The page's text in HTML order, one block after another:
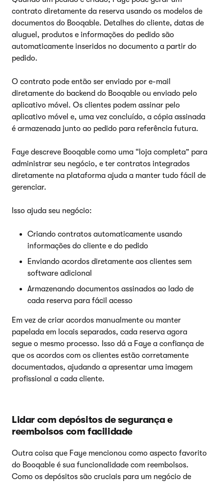
contrato diretamente da reserva usando os modelos de
documentos do Booqable. Detalhes do cliente, datas de
aluguel, produtos e informações do pedido são
automaticamente inseridos no documento a partir do
pedido.
O contrato pode então ser enviado por e-mail
diretamente do backend do Booqable ou enviado pelo
aplicativo móvel. Os clientes podem assinar pelo
aplicativo móvel e, uma vez concluído, a cópia assinada
é armazenada junto ao pedido para referência futura.
Faye descreve Booqable como uma “loja completa” para
administrar seu negócio, e ter contratos integrados
diretamente na plataforma ajuda a manter tudo fácil de
gerenciar.
Isso ajuda seu negócio:
Criando contratos automaticamente usando
informações do cliente e do pedido
Enviando acordos diretamente aos clientes sem
software adicional
Armazenando documentos assinados ao lado de
cada reserva para fácil acesso
Em vez de criar acordos manualmente ou manter
papelada em locais separados, cada reserva agora
segue o mesmo processo. Isso dá a Faye a confiança de
que os acordos com os clientes estão corretamente
documentados, ajudando a apresentar uma imagem
profissional a cada cliente.
Lidar com depósitos de segurança e
reembolsos com facilidade
Outra coisa que Faye mencionou como aspecto favorito
do Booqable é sua funcionalidade com reembolsos.
Como os depósitos são cruciais para um negócio de